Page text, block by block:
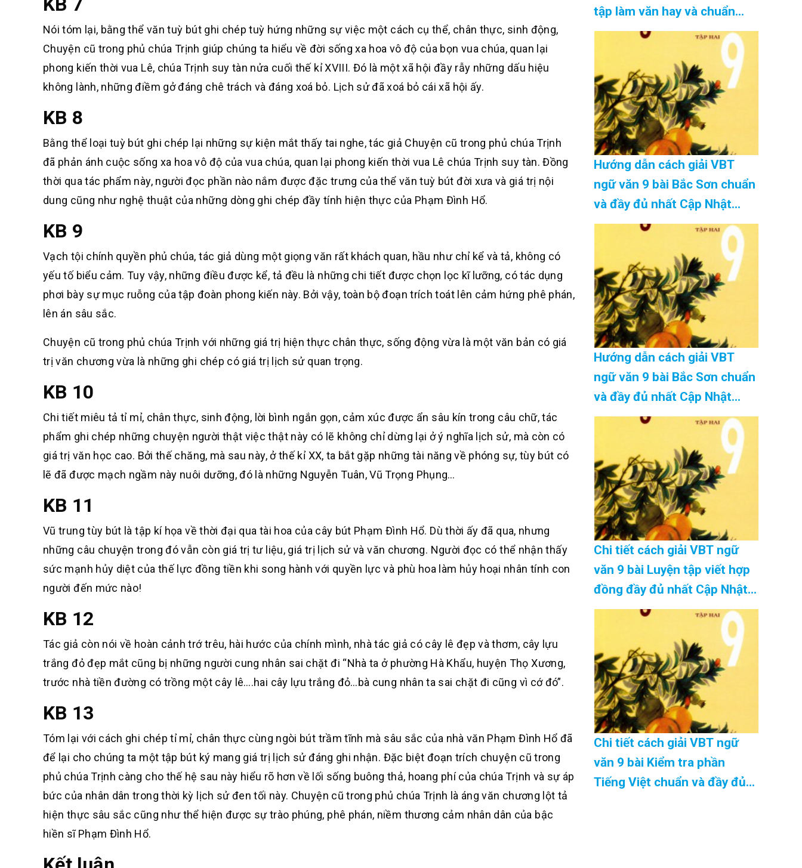
Nói tóm lại, bằng thể văn tuỳ bút ghi chép tuỳ hứng những sự việc một cách cụ thể, chân thực, sinh động,
Chuyện cũ trong phủ chúa Trịnh giúp chúng ta hiểu về đời sống xa hoa vô độ của bọn vua chúa, quan lại
phong kiến thời vua Lê, chúa Trịnh suy tàn nửa cuối thế kỉ XVIII. Đó là một xã hội đầy rẫy những dấu hiệu
không lành, những điềm gở đáng chê trách và đáng xoá bỏ. Lịch sử đã xoá bỏ cái xã hội ấy.
KB 8
Bằng thể loại tuỳ bút ghi chép lại những sự kiện mắt thấy tai nghe, tác giả Chuyện cũ trong phủ chúa Trịnh
đã phản ánh cuộc sống xa hoa vô độ của vua chúa, quan lại phong kiến thời vua Lê chúa Trịnh suy tàn. Đồng
thời qua tác phẩm này, người đọc phần nào nắm được đặc trưng của thể văn tuỳ bút đời xưa và giá trị nội
dung cũng như nghệ thuật của những dòng ghi chép đầy tính hiện thực của Phạm Đình Hổ.
KB 9
Vạch tội chính quyền phủ chúa, tác giả dùng một giọng văn rất khách quan, hầu như chỉ kể và tả, không có
yếu tố biểu cảm. Tuy vậy, những điều được kể, tả đều là những chi tiết được chọn lọc kĩ lưỡng, có tác dụng
phơi bày sự mục ruỗng của tập đoàn phong kiến này. Bởi vậy, toàn bộ đoạn trích toát lên cảm hứng phê phán,
lên án sâu sắc.
Chuyện cũ trong phủ chúa Trịnh với những giá trị hiện thực chân thực, sống động vừa là một văn bản có giá
trị văn chương vừa là những ghi chép có giá trị lịch sử quan trọng.
KB 10
Chi tiết miêu tả tỉ mỉ, chân thực, sinh động, lời bình ngắn gọn, cảm xúc được ẩn sâu kín trong câu chữ, tác
phẩm ghi chép những chuyện người thật việc thật này có lẽ không chỉ dừng lại ở ý nghĩa lịch sử, mà còn có
giá trị văn học cao. Bởi thế chăng, mà sau này, ở thế kỉ XX, ta bắt gặp những tài năng về phóng sự, tùy bút có
lẽ đã được mạch ngầm này nuôi dưỡng, đó là những Nguyễn Tuân, Vũ Trọng Phụng…
KB 11
Vũ trung tùy bút là tập kí họa về thời đại qua tài hoa của cây bút Phạm Đình Hổ. Dù thời ấy đã qua, nhưng
những câu chuyện trong đó vẫn còn giá trị tư liệu, giá trị lịch sử và văn chương. Người đọc có thể nhận thấy
sức mạnh hủy diệt của thế lực đồng tiền khi song hành với quyền lực và phù hoa làm hủy hoại nhân tính con
người đến mức nào!
KB 12
Tác giả còn nói về hoàn cảnh trớ trêu, hài hước của chính mình, nhà tác giả có cây lê đẹp và thơm, cây lựu
trắng đỏ đẹp mắt cũng bị những người cung nhân sai chặt đi “Nhà ta ở phường Hà Khẩu, huyện Thọ Xương,
trước nhà tiền đường có trồng một cây lê….hai cây lựu trắng đỏ…bà cung nhân ta sai chặt đi cũng vì cớ đó”.
KB 13
Tóm lại với cách ghi chép tỉ mỉ, chân thực cùng ngòi bút trầm tĩnh mà sâu sắc của nhà văn Phạm Đình Hổ đã
để lại cho chúng ta một tập bút ký mang giá trị lịch sử đáng ghi nhận. Đặc biệt đoạn trích chuyện cũ trong
phủ chúa Trịnh càng cho thế hệ sau này hiểu rõ hơn về lối sống buông thả, hoang phí của chúa Trịnh và sự áp
bức của nhân dân trong thời kỳ lịch sử đen tối này. Chuyện cũ trong phủ chúa Trịnh là áng văn chương lột tả
hiện thực sâu sắc cũng như thể hiện được sự trào phúng, phê phán, niềm thương cảm nhân dân của bậc
hiền sĩ Phạm Đình Hổ.
tập làm văn hay và chuẩn
nhất Cập Nhật 08/2026
Hướng dẫn cách giải VBT
ngữ văn 9 bài Bắc Sơn chuẩn
và đầy đủ nhất Cập Nhật
08/2026
Hướng dẫn cách giải VBT
ngữ văn 9 bài Bắc Sơn chuẩn
và đầy đủ nhất Cập Nhật
08/2026
Chi tiết cách giải VBT ngữ
văn 9 bài Luyện tập viết hợp
đồng đầy đủ nhất Cập Nhật
08/2026
Chi tiết cách giải VBT ngữ
văn 9 bài Kiểm tra phần
Tiếng Việt chuẩn và đầy đủ